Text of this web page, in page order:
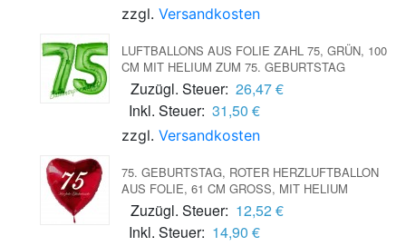
zzgl. Versandkosten
LUFTBALLONS AUS FOLIE ZAHL 75, GRÜN, 100
CM MIT HELIUM ZUM 75. GEBURTSTAG
Zuzügl. Steuer: 26,47 €
Inkl. Steuer: 31,50 €
zzgl. Versandkosten
75. GEBURTSTAG, ROTER HERZLUFTBALLON
AUS FOLIE, 61 CM GROSS, MIT HELIUM
Zuzügl. Steuer: 12,52 €
Inkl. Steuer: 14,90 €